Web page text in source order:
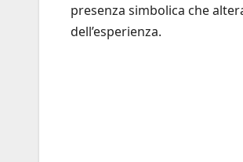
presenza simbolica che
dell’esperienza.